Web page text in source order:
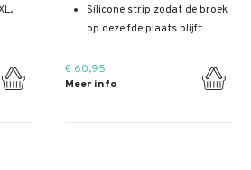
Silicone strip zodat de broek
op dezelfde plaats blijft
€ 60,95
Meer info